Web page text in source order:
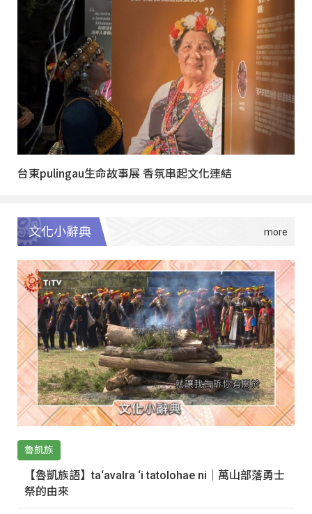
台東pulingau生命故事展 香氛串起文化連結
文化小辭典
魯凱族
【魯凱族語】ta‘avalra ‘i tatolohae ni｜萬山部落勇士
祭的由來